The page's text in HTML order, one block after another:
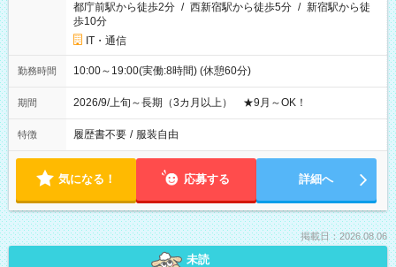
都庁前駅から徒歩2分 / 西新宿駅から徒歩5分 / 新宿駅から徒
歩10分
IT・通信
勤務時間 10:00～19:00(実働:8時間) (休憩60分)
期間 2026/9/上旬～長期（3カ月以上） ★9月～OK！
特徴 履歴書不要 / 服装自由
気になる！ 応募する 詳細へ
掲載日：2026.08.06
未読